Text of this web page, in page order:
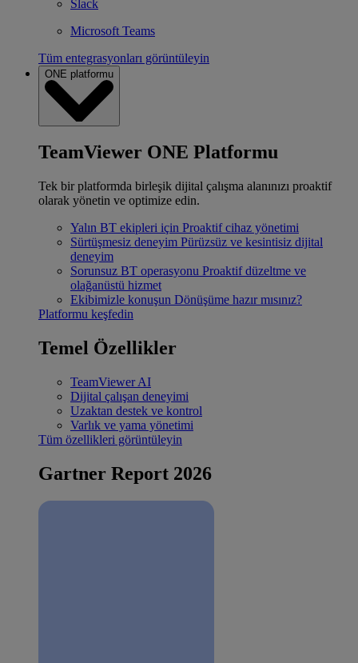
Slack
Microsoft Teams
Tüm entegrasyonları görüntüleyin
ONE platformu
TeamViewer ONE Platformu
Tek bir platformda birleşik dijital çalışma alanınızı proaktif
olarak yönetin ve optimize edin.
Yalın BT ekipleri için Proaktif cihaz yönetimi
Sürtüşmesiz deneyim Pürüzsüz ve kesintisiz dijital
deneyim
Sorunsuz BT operasyonu Proaktif düzeltme ve
olağanüstü hizmet
Ekibimizle konuşun Dönüşüme hazır mısınız?
Platformu keşfedin
Temel Özellikler
TeamViewer AI
Dijital çalışan deneyimi
Uzaktan destek ve kontrol
Varlık ve yama yönetimi
Tüm özellikleri görüntüleyin
Gartner Report 2026